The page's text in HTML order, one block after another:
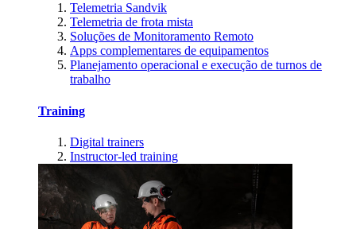
Telemetria Sandvik
Telemetria de frota mista
Soluções de Monitoramento Remoto
Apps complementares de equipamentos
Planejamento operacional e execução de turnos de
trabalho
Training
Digital trainers
Instructor-led training